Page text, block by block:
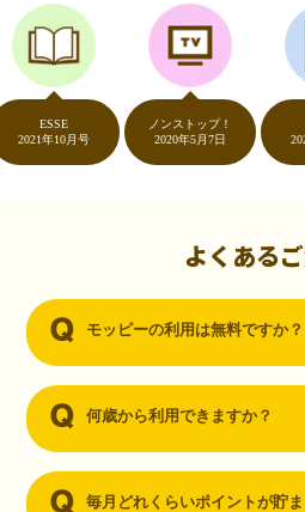
友達に勧められてモッピーをはじめま
い物をすることが多いのですが、モッ
のポイントとモッピーのポイントが二
リ…！いつものネットショッピングを
ントが貯まるなんて…もっと早く教え
ントはギフト券に交換して、プチ贅沢を
（30代・男性）
ーを知りました。クレジットカードを
るならと無料登録して、クレジットカ
年10月号
ノンストップ！
2020年5月7日
日経
2022年1
よくある
モッピーの利用は無料ですか？
何歳から利用できますか？
毎月どれくらいポイントが貯